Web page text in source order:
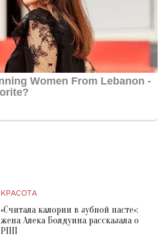
КРАСОТА
«Считала калории в зубной пасте»:
жена Алека Болдуина рассказала о
РПП